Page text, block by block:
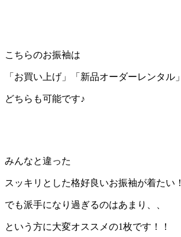
こちらのお振袖は
「お買い上げ」「新品オーダーレンタル」
どちらも可能です♪
みんなと違った
スッキリとした格好良いお振袖が着たい！
でも派手になり過ぎるのはあまり、、
という方に大変オススメの1枚です！！